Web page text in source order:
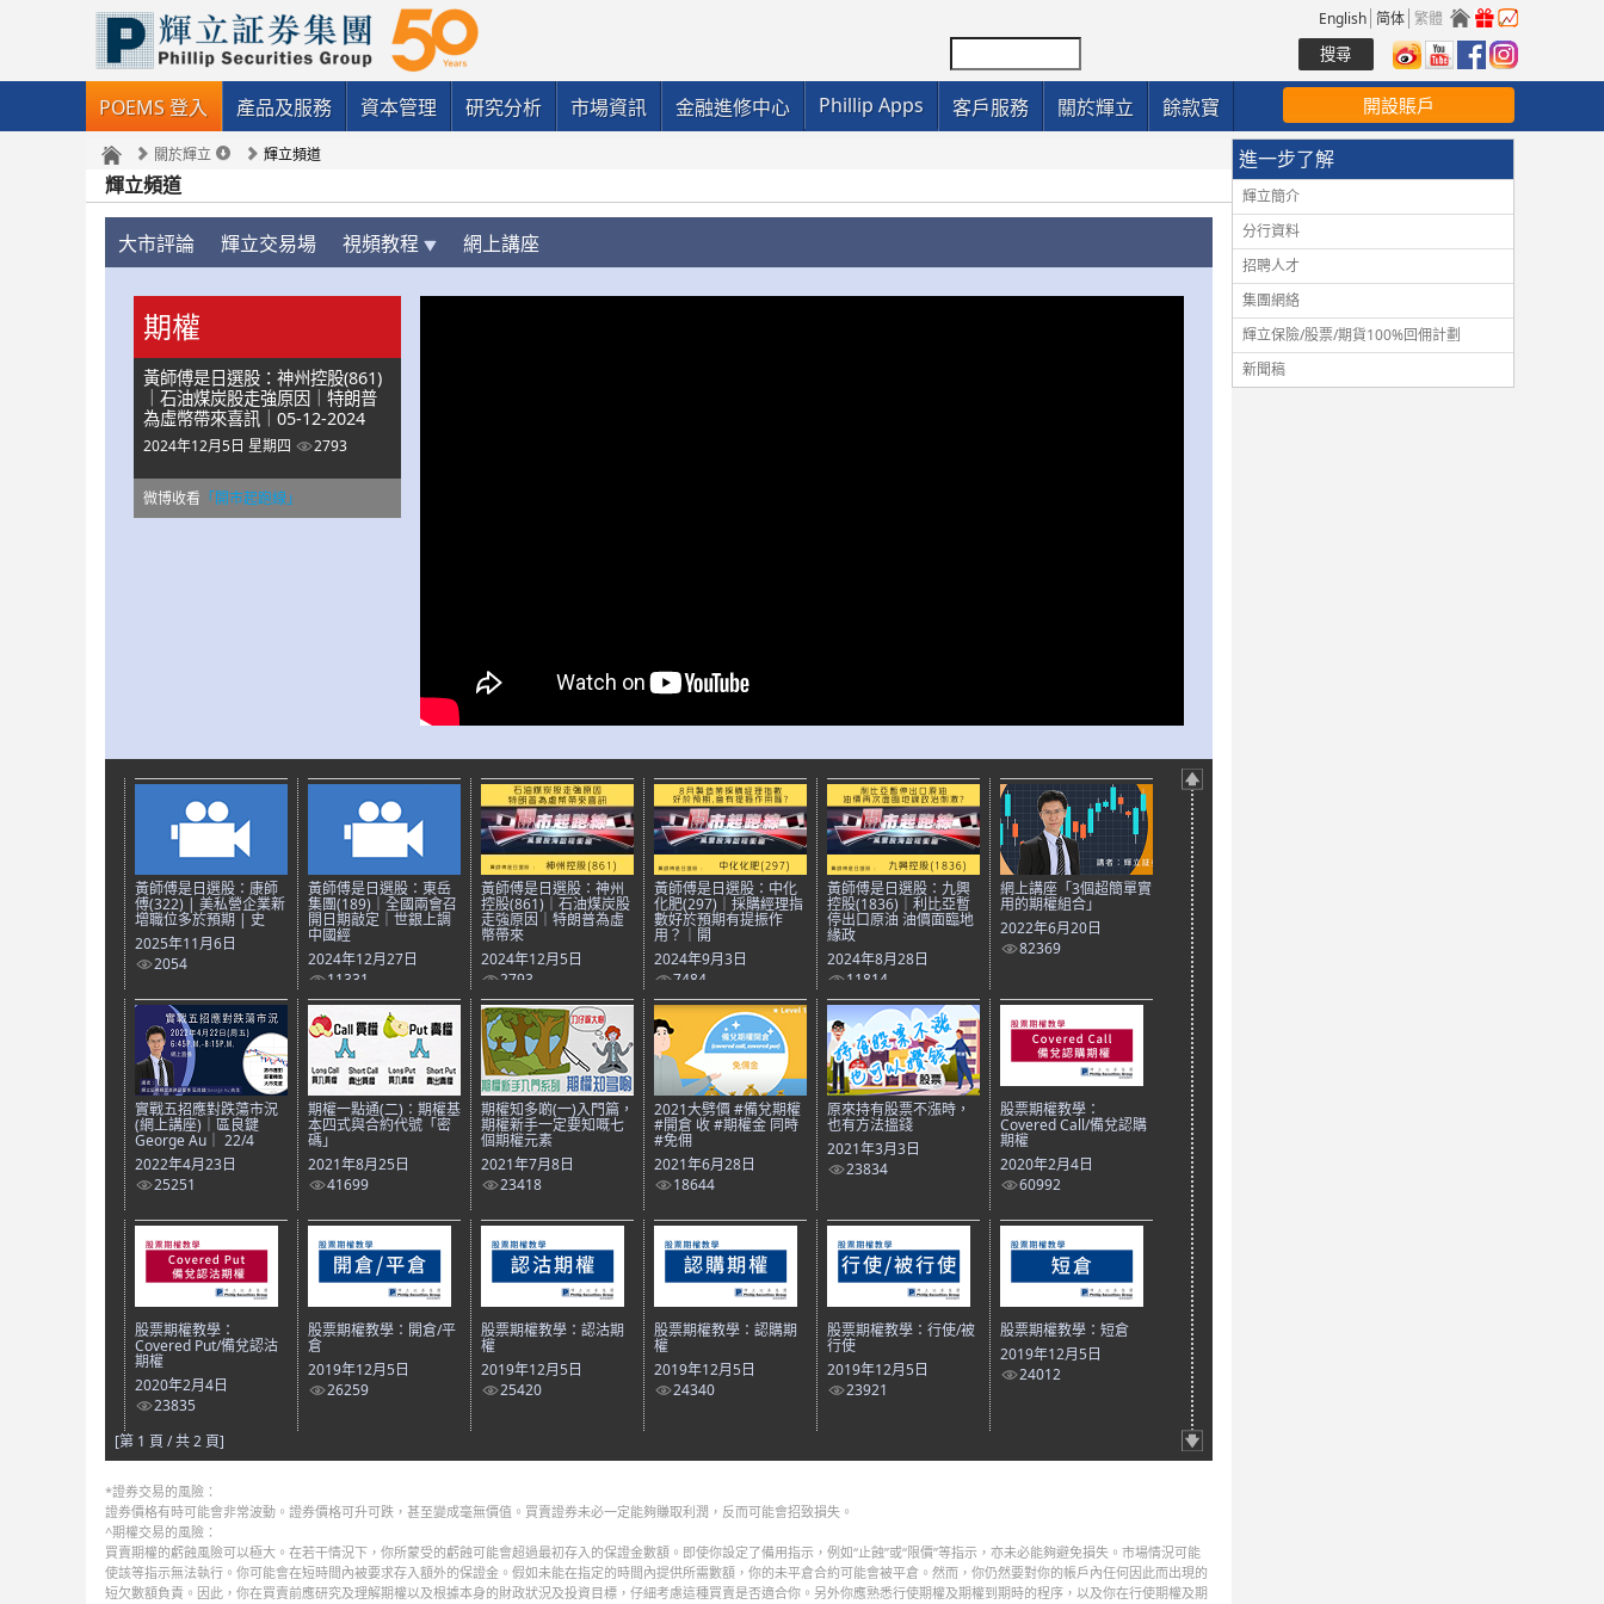
English 简体 繁體
POEMS 登入 產品及服務 資本管理 研究分析 市場資訊 金融進修中心 Phillip Apps 客戶服務 關於輝立 餘款寶 開設賬戶
關於輝立 輝立頻道
輝立頻道
大市評論 輝立交易場 視頻教程 網上講座
期權
黃師傅是日選股：神州控股(861)
｜石油煤炭股走強原因｜特朗普
為虛幣帶來喜訊｜05-12-2024
2024年12月5日 星期四 2793
微博收看 「開市起跑線」
黃師傅是日選股：康師
傅(322) | 美私營企業新
增職位多於預期 | 史
2025年11月6日
2054
黃師傅是日選股：東岳
集團(189)｜全國兩會召
開日期敲定｜世銀上調
中國經
2024年12月27日
11331
黃師傅是日選股：神州
控股(861)｜石油煤炭股
走強原因｜特朗普為虛
幣帶來
2024年12月5日
2793
黃師傅是日選股：中化
化肥(297)｜採購經理指
數好於預期有提振作
用？｜開
2024年9月3日
7484
黃師傅是日選股：九興
控股(1836)｜利比亞暫
停出口原油 油價面臨地
緣政
2024年8月28日
11814
網上講座「3個超簡單實
用的期權組合」
2022年6月20日
82369
實戰五招應對跌蕩市況
(網上講座)｜區良鍵
George Au｜ 22/4
2022年4月23日
25251
期權一點通(二)：期權基
本四式與合約代號「密
碼」
2021年8月25日
41699
期權知多啲(一)入門篇，
期權新手一定要知嘅七
個期權元素
2021年7月8日
23418
2021大劈價 #備兌期權
#開倉 收 #期權金 同時
#免佣
2021年6月28日
18644
原來持有股票不漲時，
也有方法搵錢
2021年3月3日
23834
股票期權教學：
Covered Call/備兌認購
期權
2020年2月4日
60992
股票期權教學：
Covered Put/備兌認沽
期權
2020年2月4日
23835
股票期權教學：開倉/平
倉
2019年12月5日
26259
股票期權教學：認沽期
權
2019年12月5日
25420
股票期權教學：認購期
權
2019年12月5日
24340
股票期權教學：行使/被
行使
2019年12月5日
23921
股票期權教學：短倉
2019年12月5日
24012
[第 1 頁 / 共 2 頁]
*證券交易的風險：
證券價格有時可能會非常波動。證券價格可升可跌，甚至變成毫無價值。買賣證券未必一定能夠賺取利潤，反而可能會招致損失。
^期權交易的風險：
買賣期權的虧蝕風險可以極大。在若干情況下，你所蒙受的虧蝕可能會超過最初存入的保證金數額。即使你設定了備用指示，例如“止蝕”或“限價”等指示，亦未必能夠避免損失。市場情況可能
使該等指示無法執行。你可能會在短時間內被要求存入額外的保證金。假如未能在指定的時間內提供所需數額，你的未平倉合約可能會被平倉。然而，你仍然要對你的帳戶內任何因此而出現的
短欠數額負責。因此，你在買賣前應研究及理解期權以及根據本身的財政狀況及投資目標，仔細考慮這種買賣是否適合你。另外你應熟悉行使期權及期權到期時的程序，以及你在行使期權及期
進一步了解
輝立簡介
分行資料
招聘人才
集團網絡
輝立保險/股票/期貨100%回佣計劃
新聞稿